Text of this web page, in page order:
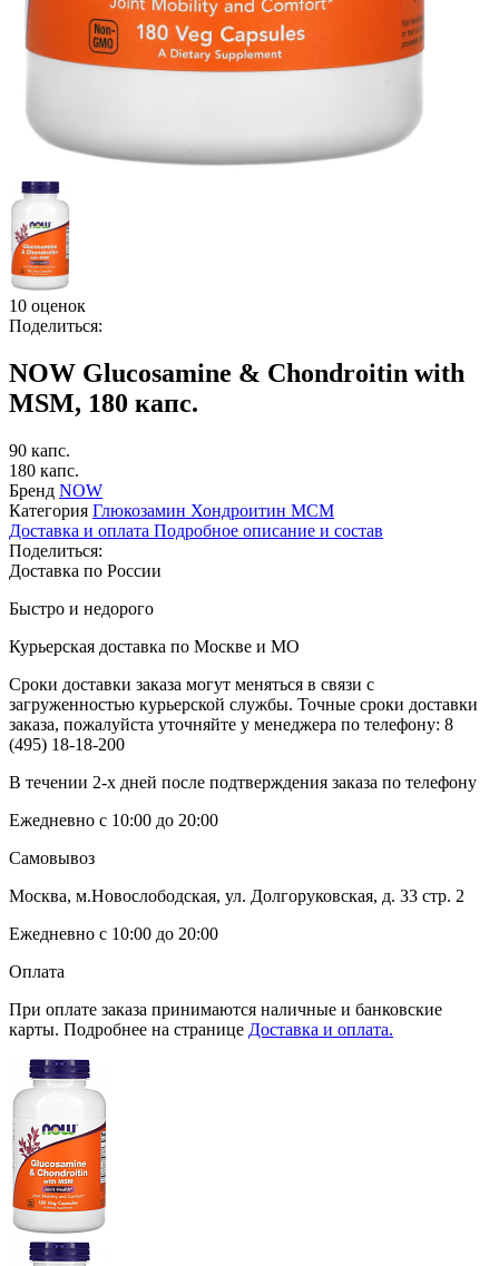
10 оценок
Поделиться:
NOW Glucosamine & Chondroitin with
MSM, 180 капс.
90 капс.
180 капс.
Бренд NOW
Категория Глюкозамин Хондроитин МСМ
Доставка и оплата Подробное описание и состав
Поделиться:
Доставка по России
Быстро и недорого
Курьерская доставка по Москве и МО
Сроки доставки заказа могут меняться в связи с
загруженностью курьерской службы. Точные сроки доставки
заказа, пожалуйста уточняйте у менеджера по телефону: 8
(495) 18-18-200
В течении 2-х дней после подтверждения заказа по телефону
Ежедневно с 10:00 до 20:00
Самовывоз
Москва, м.Новослободская, ул. Долгоруковская, д. 33 стр. 2
Ежедневно с 10:00 до 20:00
Оплата
При оплате заказа принимаются наличные и банковские
карты. Подробнее на странице Доставка и оплата.